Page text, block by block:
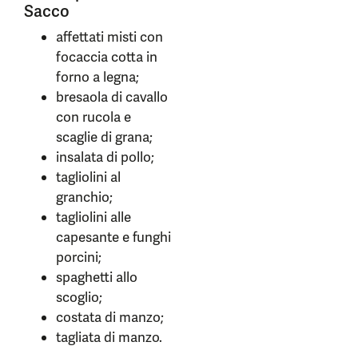
Sacco
affettati misti con
focaccia cotta in
forno a legna;
bresaola di cavallo
con rucola e
scaglie di grana;
insalata di pollo;
tagliolini al
granchio;
tagliolini alle
capesante e funghi
porcini;
spaghetti allo
scoglio;
costata di manzo;
tagliata di manzo.